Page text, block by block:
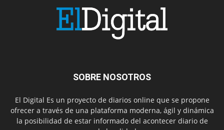
SOBRE NOSOTROS
El Digital Es un proyecto de diarios online que se propone
ofrecer a través de una plataforma moderna, ágil y dinámica
la posibilidad de estar informado del acontecer diario de